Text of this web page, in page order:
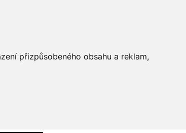
přizpůsobeného obsahu a reklam,